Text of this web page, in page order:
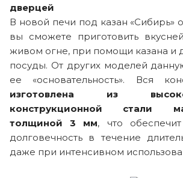
дверцей
В новой печи под казан «Сибирь»
вы сможете приготовить
живом огне, при помощи казана и
посуды. От других моделей
ее «основательность». Вся
изготовлена из
конструкционной стали
толщиной 3 мм, что
долговечность в течение
даже при интенсивном